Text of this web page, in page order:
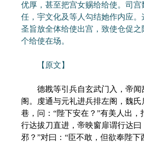
优厚，甚至把宫女赐给给使。司宫
任，宇文化及等人勾结她作内应
圣旨放全体给使出宫，致使仓促之
个给使在场。
【原文】
德戡等引兵自玄武门入，帝闻
阁。虔通与元礼进兵排左阁，魏氏
巷，问：“陛下安在？”有美人出，
行达拔刀直进，帝映窗扉谓行达曰
邪？”对曰：“臣不敢，但欲奉陛下